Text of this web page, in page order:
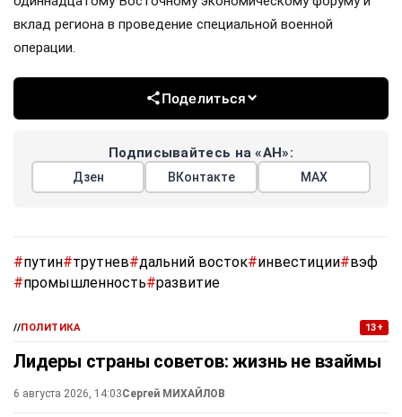
вклад региона в проведение специальной военной
операции.
Поделиться
Подписывайтесь на «АН»:
Дзен ВКонтакте МАХ
#путин#трутнев#дальний восток#инвестиции#вэф
#промышленность#развитие
//ПОЛИТИКА 13+
Лидеры страны советов: жизнь не взаймы
6 августа 2026, 14:03Сергей МИХАЙЛОВ